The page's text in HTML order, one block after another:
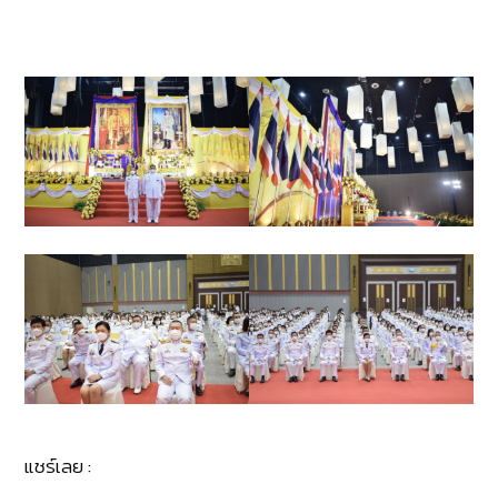
แชร์เลย :